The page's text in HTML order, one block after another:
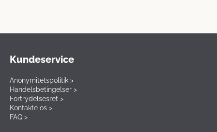
Kundeservice
Anonymitetspolitik >
Handelsbetingelser >
Fortrydelsesret >
Kontakte os >
FAQ >